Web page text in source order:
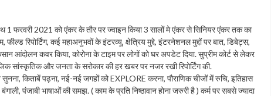
फरवरी 2021 को एंकर के तौर पर ज्वाइन किया 3 सालों मे एंकर से सिनियर एंकर तक का
रिपोर्टिंग, कई महाअनुभवों के इंटरव्यू, क्षेत्रिय मुद्दे, इंटरनेशनल मुद्दों पर बात, डिबेट्स,
आंदोलन कवर किया, कोरोना के टाइम पर लोगों को घर अपडेट दिया. सुप्रीम कोर्ट से लेकर
सांस्कृतिक और जनता के सरोकार की हर खबर पर नजर रखी रिपोर्टिंग की.
किताबें पढ़ना, नई-नई जगहों को EXPLORE करना, पौराणिक चीजों में रुचि, इतिहास
पंजाबी भाषाओं की समझ. ( काम के प्रति निष्ठावान होना जरुरी है ) कर्म पर सबसे ज्यादा